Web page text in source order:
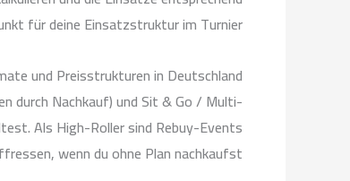
für deine Einsatzstruktur im Turnier.
und Preisstrukturen in Deutschland
durch Nachkauf) und Sit & Go / Multi-
Als High-Roller sind Rebuy-Events
wenn du ohne Plan nachkaufst.